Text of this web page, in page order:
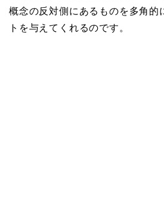
概念の反対側にあるものを多角的
トを与えてくれるのです。